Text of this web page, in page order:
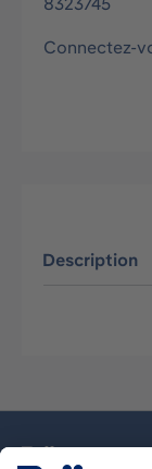
Connectez-
Description